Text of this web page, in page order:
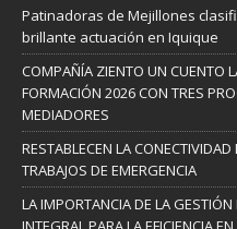
Patinadoras de Mejillones
brillante actuación en Iquique
COMPAÑÍA ZIENTO UN CUENTO
FORMACIÓN 2026 CON TRES
MEDIADORES
RESTABLECEN LA
TRABAJOS DE EMERGENCIA
LA IMPORTANCIA DE LA